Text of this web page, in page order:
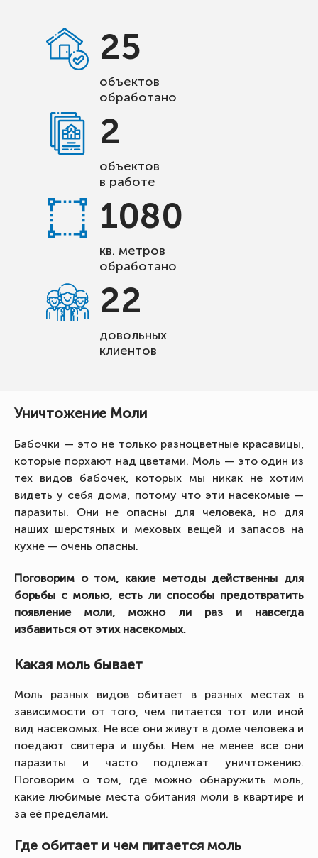
25
объектов
обработано
2
объектов
в работе
1080
кв. метров
обработано
22
довольных
клиентов
Уничтожение Моли
Бабочки — это не только разноцветные красавицы,
которые порхают над цветами. Моль — это один из
тех видов бабочек, которых мы никак не хотим
видеть у себя дома, потому что эти насекомые —
паразиты. Они не опасны для человека, но для
наших шерстяных и меховых вещей и запасов на
кухне — очень опасны.
Поговорим о том, какие методы действенны для
борьбы с молью, есть ли способы предотвратить
появление моли, можно ли раз и навсегда
избавиться от этих насекомых.
Какая моль бывает
Моль разных видов обитает в разных местах в
зависимости от того, чем питается тот или иной
вид насекомых. Не все они живут в доме человека и
поедают свитера и шубы. Нем не менее все они
паразиты и часто подлежат уничтожению.
Поговорим о том, где можно обнаружить моль,
какие любимые места обитания моли в квартире и
за её пределами.
Где обитает и чем питается моль